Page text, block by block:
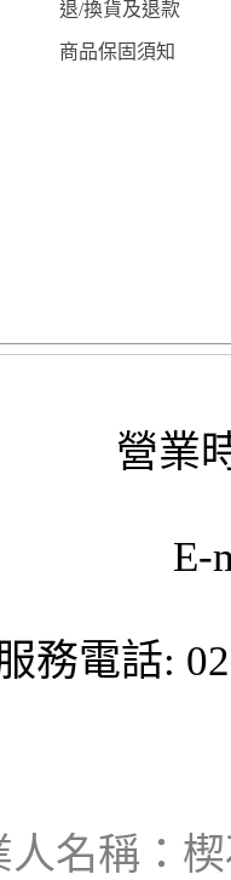
退/換貨及退款
商品保固須知
營業
E-
務電話:
人名稱：